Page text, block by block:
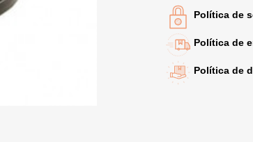
Política de
Política de
Política de